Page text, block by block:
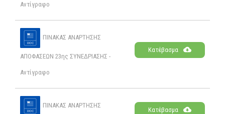
Αντίγραφο
ΠΙΝΑΚΑΣ ΑΝΑΡΤΗΣΗΣ
ΑΠΟΦΑΣΕΩΝ 23ης ΣΥΝΕΔΡΙΑΣΗΣ -
Αντίγραφο
Κατέβασμα
ΠΙΝΑΚΑΣ ΑΝΑΡΤΗΣΗΣ
Κατέβασμα